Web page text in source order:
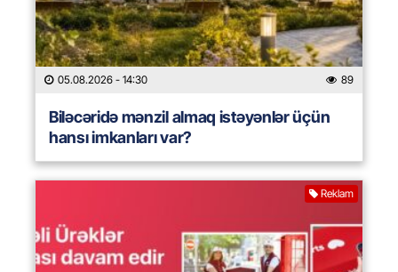
05.08.2026 - 14:30 89
Biləcəridə mənzil almaq istəyənlər üçün
hansı imkanları var?
Reklam